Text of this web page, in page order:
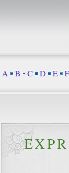
A B C D E F